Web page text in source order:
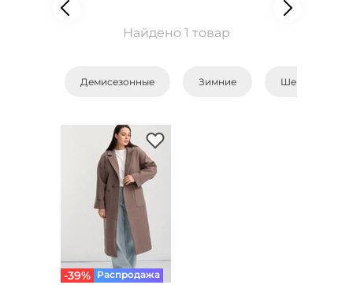
Найдено 1 товар
Демисезонные Зимние Шерстяные
-39% Распродажа